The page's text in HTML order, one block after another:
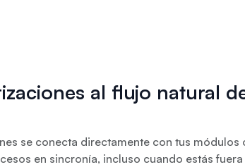
al flujo natural
se conecta directamente con tus módulos
en sincronía, incluso cuando estás fuera